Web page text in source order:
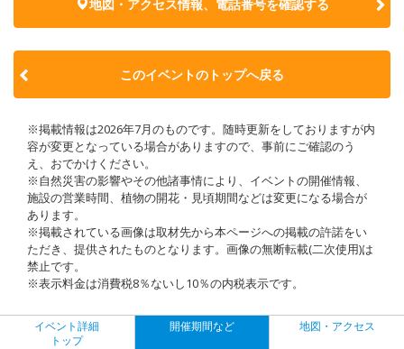
地図・アクセス情報、電話番号を確認する
このイベントのトップへ戻る
※掲載情報は2026年7月のものです。随時更新をしておりますが内
容が変更となっている場合がありますので、事前にご確認のう
え、おでかけください。
※自然災害の影響やその他諸事情により、イベントの開催情報、
施設の営業時間、植物の開花・見頃期間などは変更になる場合が
あります。
※掲載されている画像は取材先から本ページへの掲載の許諾をい
ただき、提供されたものとなります。画像の無断転載(二次使用)は
禁止です。
※表示料金は消費税8％ないし10％の内税表示です。
イベント詳細
トップ
開催期間など 地図・アクセス